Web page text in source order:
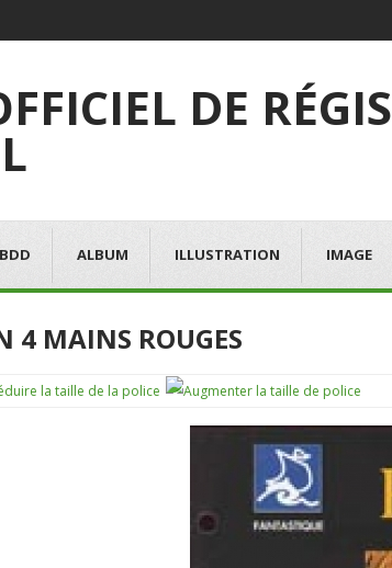
DE RÉGIS
ALBUM ILLUSTRATION IMAGE
4 MAINS ROUGES